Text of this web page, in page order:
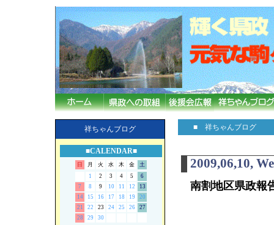
祥ちゃんブログ
■CALENDAR■
日 月 火 水 木 金
土
1
2 3 4 5
6
7
8 9 10 11 12
13
14
15 16 17 18 19
20
21
22 23 24 25 26
27
28
29 30
■ 祥ちゃんブログ
2009,06,10,
南割地区県政報